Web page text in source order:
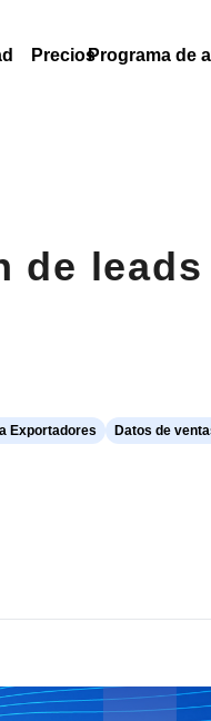
PreciosPrograma de
de leads
Exportadores Datos de